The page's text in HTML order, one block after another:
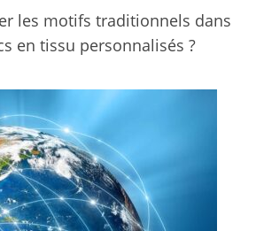
les motifs traditionnels dans
en tissu personnalisés ?